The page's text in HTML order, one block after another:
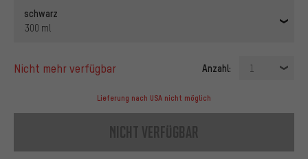
schwarz
300 ml
nicht mehr verfügbar Anzahl: 1
Lieferung nach USA nicht möglich
nicht verfügbar